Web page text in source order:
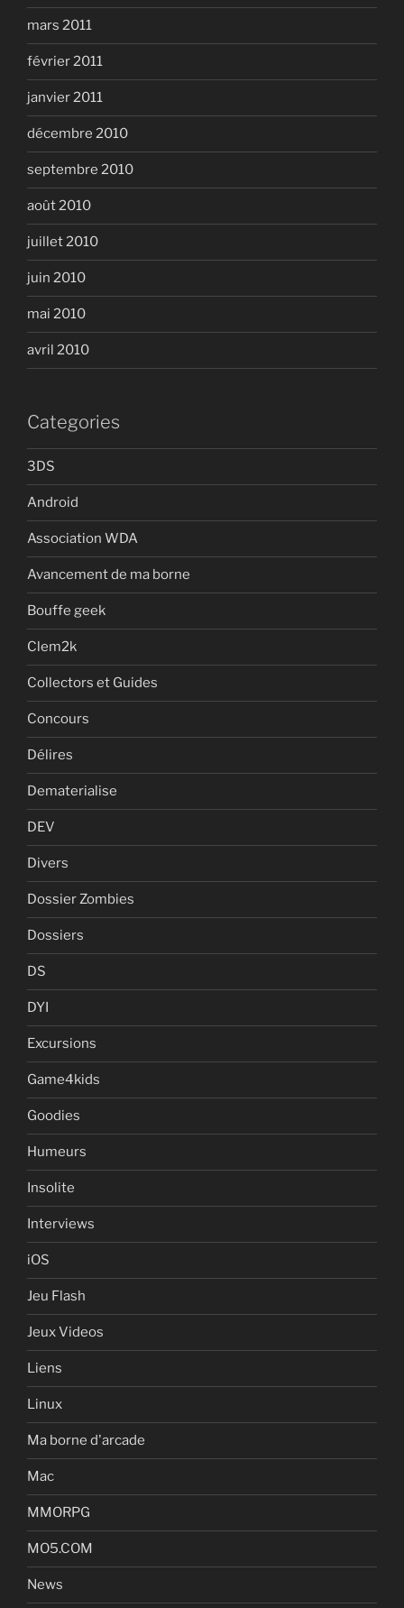
mars 2011
février 2011
janvier 2011
décembre 2010
septembre 2010
août 2010
juillet 2010
juin 2010
mai 2010
avril 2010
Categories
3DS
Android
Association WDA
Avancement de ma borne
Bouffe geek
Clem2k
Collectors et Guides
Concours
Délires
Dematerialise
DEV
Divers
Dossier Zombies
Dossiers
DS
DYI
Excursions
Game4kids
Goodies
Humeurs
Insolite
Interviews
iOS
Jeu Flash
Jeux Videos
Liens
Linux
Ma borne d'arcade
Mac
MMORPG
MO5.COM
News